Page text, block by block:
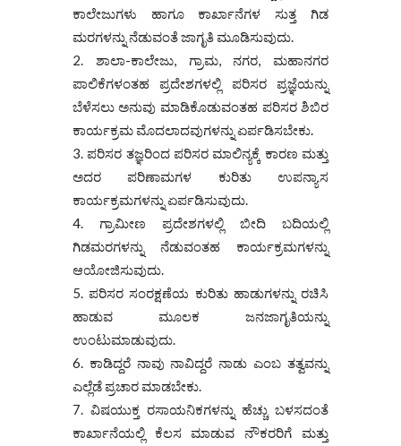
ಕಾಲೇಜುಗಳು ಹಾಗೂ ಕಾರ್ಖಾನೆಗಳ ಸುತ್ತ ಗಿಡ
ಮರಗಳನ್ನು ನೆಡುವಂತೆ ಜಾಗೃತಿ ಮೂಡಿಸುವುದು.
ಶಾಲಾ-ಕಾಲೇಜು, ಗ್ರಾಮ, ನಗರ, ಮಹಾನಗರ
ಪಾಲಿಕೆಗಳಂತಹ ಪ್ರದೇಶಗಳಲ್ಲಿ ಪರಿಸರ ಪ್ರಜ್ಞೆಯನ್ನು
ಬೆಳೆಸಲು ಅನುವು ಮಾಡಿಕೊಡುವಂತಹ ಪರಿಸರ ಶಿಬಿರ
ಕಾರ್ಯಕ್ರಮ ಮೊದಲಾದವುಗಳನ್ನು ಏರ್ಪಡಿಸಬೇಕು.
ಪರಿಸರ ತಜ್ಞರಿಂದ ಪರಿಸರ ಮಾಲಿನ್ಯಕ್ಕೆ ಕಾರಣ ಮತ್ತು
ಅದರ ಪರಿಣಾಮಗಳ ಕುರಿತು ಉಪನ್ಯಾಸ
ಕಾರ್ಯಕ್ರಮಗಳನ್ನು ಏರ್ಪಡಿಸುವುದು.
ಗ್ರಾಮೀಣ ಪ್ರದೇಶಗಳಲ್ಲಿ ಬೀದಿ ಬದಿಯಲ್ಲಿ
ಗಿಡಮರಗಳನ್ನು ನೆಡುವಂತಹ ಕಾರ್ಯಕ್ರಮಗಳನ್ನು
ಆಯೋಜಿಸುವುದು.
ಪರಿಸರ ಸಂರಕ್ಷಣೆಯ ಕುರಿತು ಹಾಡುಗಳನ್ನು ರಚಿಸಿ
ಹಾಡುವ ಮೂಲಕ ಜನಜಾಗೃತಿಯನ್ನು
ಉಂಟುಮಾಡುವುದು.
ಕಾಡಿದ್ದರೆ ನಾವು ನಾವಿದ್ದರೆ ನಾಡು ಎಂಬ ತತ್ವವನ್ನು
ಎಲ್ಲೆಡೆ ಪ್ರಚಾರ ಮಾಡಬೇಕು.
ವಿಷಯುಕ್ತ ರಸಾಯನಿಕಗಳನ್ನು ಹೆಚ್ಚು ಬಳಸದಂತೆ
ಕಾರ್ಖಾನೆಯಲ್ಲಿ ಕೆಲಸ ಮಾಡುವ ನೌಕರರಿಗೆ ಮತ್ತು